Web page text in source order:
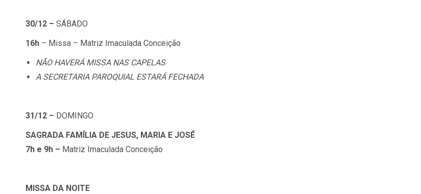
30/12 – SÁBADO
16h – Missa – Matriz Imaculada Conceição
NÃO HAVERÁ MISSA NAS CAPELAS
A SECRETARIA PAROQUIAL ESTARÁ FECHADA
31/12 – DOMINGO
SAGRADA FAMÍLIA DE JESUS, MARIA E JOSÉ
7h e 9h – Matriz Imaculada Conceição
MISSA DA NOITE